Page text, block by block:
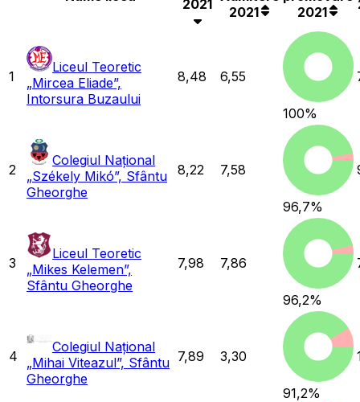
2021
2021
2021
1
Liceul Teoretic
„Mircea Eliade”,
Intorsura Buzaului
8,48 6,55
100%
2
Colegiul Național
„Székely Mikó”, Sfântu
Gheorghe
8,22 7,58
96,7%
3
Liceul Teoretic
„Mikes Kelemen”,
Sfântu Gheorghe
7,98 7,86
96,2%
4
Colegiul Național
„Mihai Viteazul”, Sfântu
Gheorghe
7,89 3,30
91,2%